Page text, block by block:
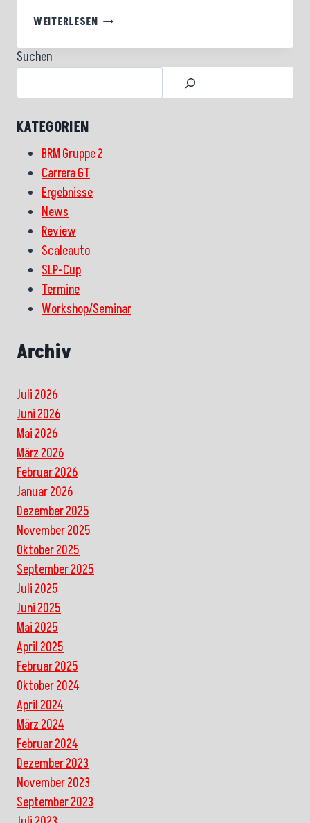
WEITERLESENCARRERA
–
LAUF
AM
WIRD
DIE
Suchen
KATEGORIEN
BRM Gruppe 2
Carrera GT
Ergebnisse
News
Review
Scaleauto
SLP-Cup
Termine
Workshop/Seminar
Archiv
Juli 2026
Juni 2026
Mai 2026
März 2026
Februar 2026
Januar 2026
Dezember 2025
November 2025
Oktober 2025
September 2025
Juli 2025
Juni 2025
Mai 2025
April 2025
Februar 2025
Oktober 2024
April 2024
März 2024
Februar 2024
Dezember 2023
November 2023
September 2023